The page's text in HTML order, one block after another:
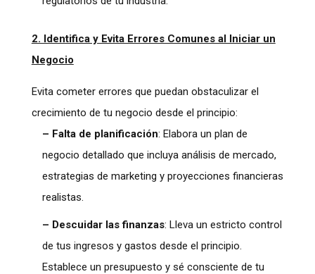
2. Identifica y Evita Errores Comunes al Iniciar un
Negocio
Evita cometer errores que puedan obstaculizar el
crecimiento de tu negocio desde el principio:
– Falta de planificación: Elabora un plan de
negocio detallado que incluya análisis de mercado,
estrategias de marketing y proyecciones financieras
realistas.
– Descuidar las finanzas: Lleva un estricto control
de tus ingresos y gastos desde el principio.
Establece un presupuesto y sé consciente de tu